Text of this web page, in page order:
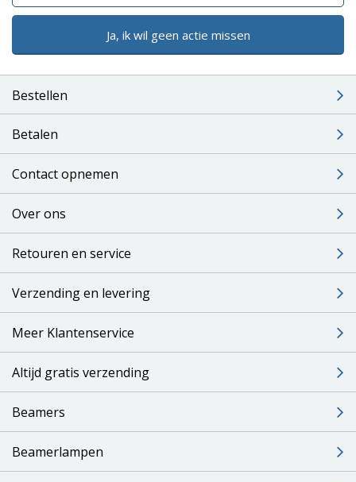
Ja, ik wil geen actie missen
Bestellen
Betalen
Contact opnemen
Over ons
Retouren en service
Verzending en levering
Meer Klantenservice
Altijd gratis verzending
Beamers
Beamerlampen